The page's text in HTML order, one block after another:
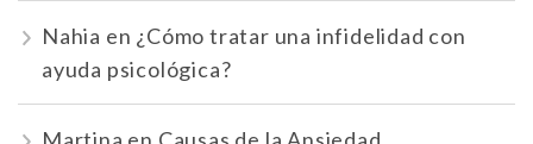
Nahia en ¿Cómo tratar una infidelidad con
ayuda psicológica?